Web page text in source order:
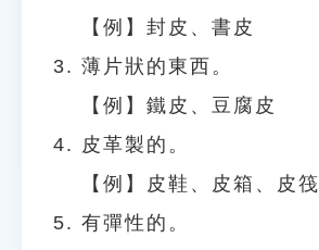
【例】封皮、書皮
薄片狀的東西。
【例】鐵皮、豆腐皮
皮革製的。
【例】皮鞋、皮箱、皮筏
有彈性的。